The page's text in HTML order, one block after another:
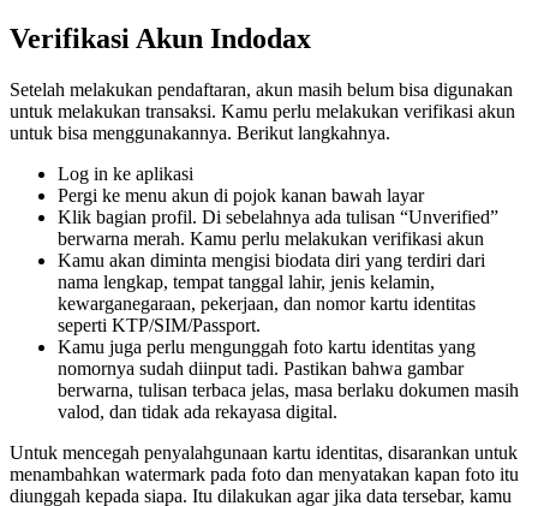
Verifikasi Akun Indodax
Setelah melakukan pendaftaran, akun masih belum bisa digunakan
untuk melakukan transaksi. Kamu perlu melakukan verifikasi akun
untuk bisa menggunakannya. Berikut langkahnya.
Log in ke aplikasi
Pergi ke menu akun di pojok kanan bawah layar
Klik bagian profil. Di sebelahnya ada tulisan “Unverified”
berwarna merah. Kamu perlu melakukan verifikasi akun
Kamu akan diminta mengisi biodata diri yang terdiri dari
nama lengkap, tempat tanggal lahir, jenis kelamin,
kewarganegaraan, pekerjaan, dan nomor kartu identitas
seperti KTP/SIM/Passport.
Kamu juga perlu mengunggah foto kartu identitas yang
nomornya sudah diinput tadi. Pastikan bahwa gambar
berwarna, tulisan terbaca jelas, masa berlaku dokumen masih
valod, dan tidak ada rekayasa digital.
Untuk mencegah penyalahgunaan kartu identitas, disarankan untuk
menambahkan watermark pada foto dan menyatakan kapan foto itu
diunggah kepada siapa. Itu dilakukan agar jika data tersebar, kamu